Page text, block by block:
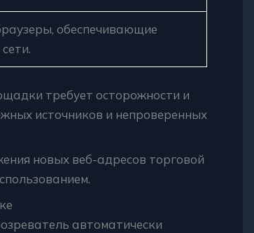
обеспечивающие
требует осторожности и
источников и непроверенных
новых веб-адресов торговой
автоматически